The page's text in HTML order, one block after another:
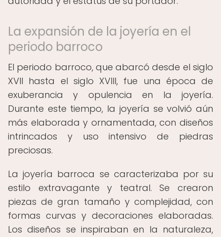
La expansión de la joyería en el
periodo barroco
El periodo barroco, que abarcó desde el siglo
XVII hasta el siglo XVIII, fue una época de
exuberancia y opulencia en la joyería.
Durante este tiempo, la joyería se volvió aún
más elaborada y ornamentada, con diseños
intrincados y uso intensivo de piedras
preciosas.
La joyería barroca se caracterizaba por su
estilo extravagante y teatral. Se crearon
piezas de gran tamaño y complejidad, con
formas curvas y decoraciones elaboradas.
Los diseños se inspiraban en la naturaleza,